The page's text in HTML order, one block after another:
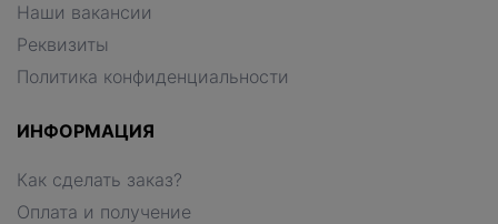
Наши вакансии
Реквизиты
Политика конфиденциальности
ИНФОРМАЦИЯ
Как сделать заказ?
Оплата и получение